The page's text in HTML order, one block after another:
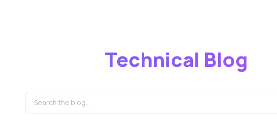
Technical Blog